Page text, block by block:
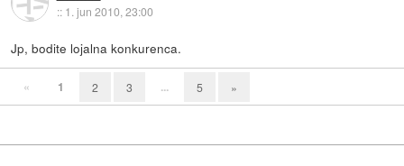
:: 1. jun 2010, 23:00
Jp, bodite lojalna konkurenca.
« 1 2 3 ... 5 »